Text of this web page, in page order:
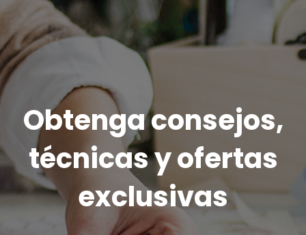
Obtenga consejos,
técnicas y ofertas
exclusivas